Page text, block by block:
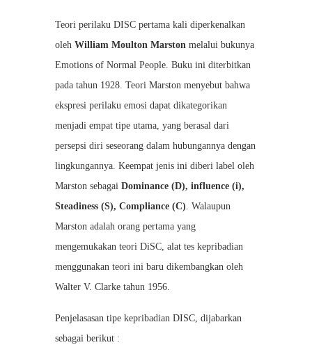
Teori perilaku DISC pertama kali diperkenalkan
oleh William Moulton Marston melalui bukunya
Emotions of Normal People. Buku ini diterbitkan
pada tahun 1928. Teori Marston menyebut bahwa
ekspresi perilaku emosi dapat dikategorikan
menjadi empat tipe utama, yang berasal dari
persepsi diri seseorang dalam hubungannya dengan
lingkungannya. Keempat jenis ini diberi label oleh
Marston sebagai Dominance (D), influence (i),
Steadiness (S), Compliance (C). Walaupun
Marston adalah orang pertama yang
mengemukakan teori DiSC, alat tes kepribadian
menggunakan teori ini baru dikembangkan oleh
Walter V. Clarke tahun 1956.
Penjelasasan tipe kepribadian DISC, dijabarkan
sebagai berikut :